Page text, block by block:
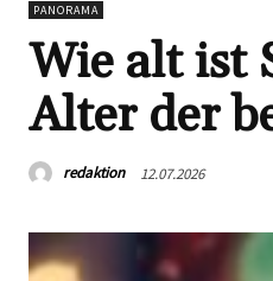
PANORAMA
Wie alt ist
Alter der
redaktion 12.07.2026